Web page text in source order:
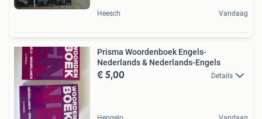
Heesch Vandaag
Prisma Woordenboek Engels-
Nederlands & Nederlands-Engels
€ 5,00 Details